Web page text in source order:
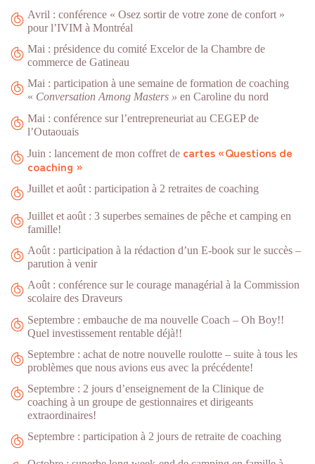
Avril : conférence « Osez sortir de votre zone de confort »
pour l’IVIM à Montréal
Mai : présidence du comité Excelor de la Chambre de
commerce de Gatineau
Mai : participation à une semaine de formation de coaching
« Conversation Among Masters » en Caroline du nord
Mai : conférence sur l’entrepreneuriat au CEGEP de
l’Outaouais
Juin : lancement de mon coffret de cartes «Questions de
coaching »
Juillet et août : participation à 2 retraites de coaching
Juillet et août : 3 superbes semaines de pêche et camping en
famille!
Août : participation à la rédaction d’un E-book sur le succès –
parution à venir
Août : conférence sur le courage managérial à la Commission
scolaire des Draveurs
Septembre : embauche de ma nouvelle Coach – Oh Boy!!
Quel investissement rentable déjà!!
Septembre : achat de notre nouvelle roulotte – suite à tous les
problèmes que nous avions eus avec la précédente!
Septembre : 2 jours d’enseignement de la Clinique de
coaching à un groupe de gestionnaires et dirigeants
extraordinaires!
Septembre : participation à 2 jours de retraite de coaching